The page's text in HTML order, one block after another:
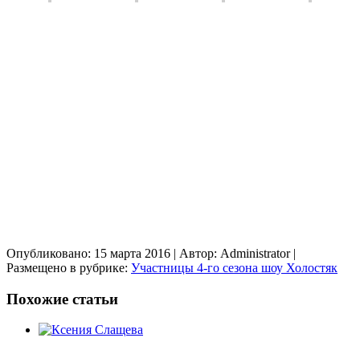
Опубликовано: 15 марта 2016 | Автор: Administrator |
Размещено в рубрике: Участницы 4-го сезона шоу Холостяк
Похожие статьи